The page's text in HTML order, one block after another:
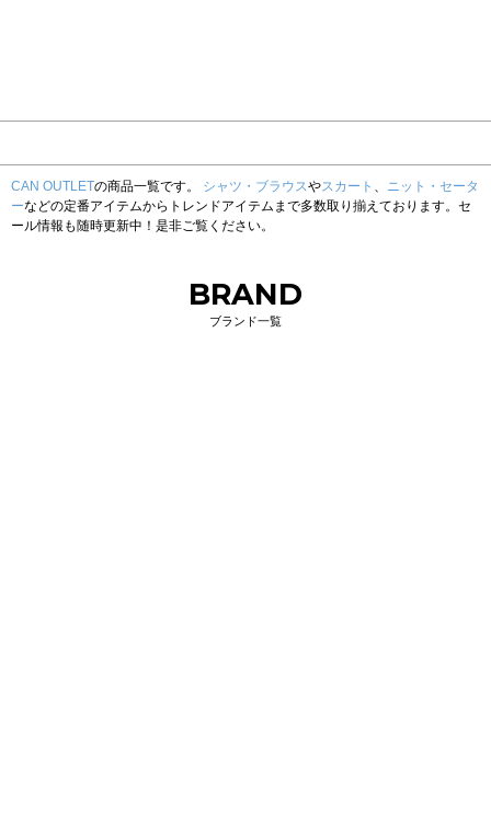
CAN OUTLETの商品一覧です。 シャツ・ブラウスやスカート 、 ニット・セータ
ーなどの定番アイテムからトレンドアイテムまで多数取り揃えております。セ
ール情報も随時更新中！是非ご覧ください。
BRAND
ブランド一覧